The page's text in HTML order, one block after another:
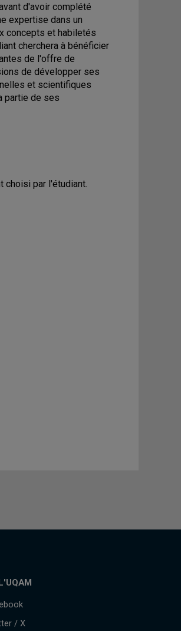
d'avoir complété
expertise dans un
concepts et habiletés
cherchera à bénéficier
de l'offre de
de développer ses
et scientifiques
partie de ses
choisi par l'étudiant.
/ X